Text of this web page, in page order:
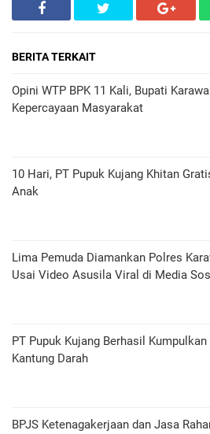
BERITA TERKAIT
Opini WTP BPK 11 Kali, Bupati
Kepercayaan Masyarakat
10 Hari, PT Pupuk Kujang Khitan
Anak
Lima Pemuda Diamankan Polres
Usai Video Asusila Viral di Media
PT Pupuk Kujang Berhasil Kumpulkan
Kantung Darah
BPJS Ketenagakerjaan dan Jasa